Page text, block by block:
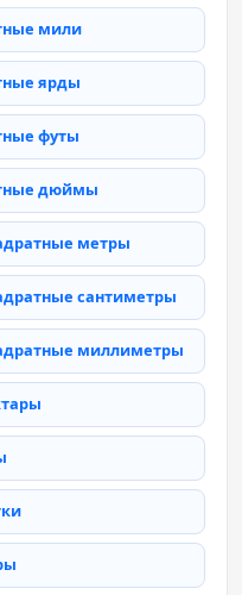
мили
ярды
футы
дюймы
метры
сантиметры
миллиметры